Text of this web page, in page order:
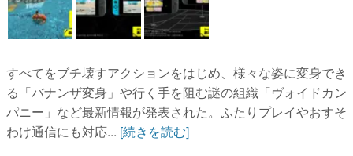
すべてをブチ壊すアクションをはじめ、様々な姿に変身でき
る「バナンザ変身」や行く手を阻む謎の組織「ヴォイドカン
パニー」など最新情報が発表された。ふたりプレイやおすそ
わけ通信にも対応... [続きを読む]